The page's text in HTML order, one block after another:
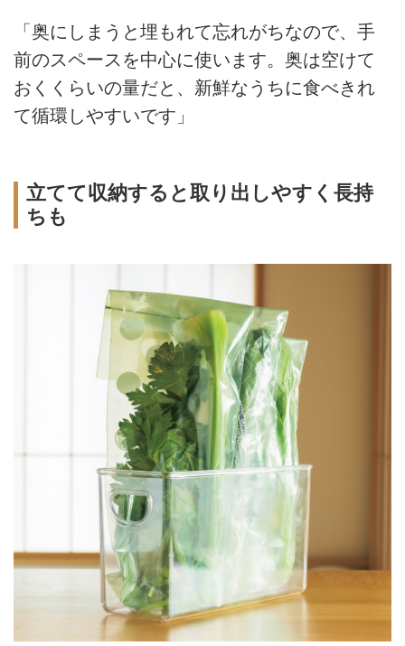
「奥にしまうと埋もれて忘れがちなので、手
前のスペースを中心に使います。奥は空けて
おくくらいの量だと、新鮮なうちに食べきれ
て循環しやすいです」
立てて収納すると取り出しやすく長持
ちも